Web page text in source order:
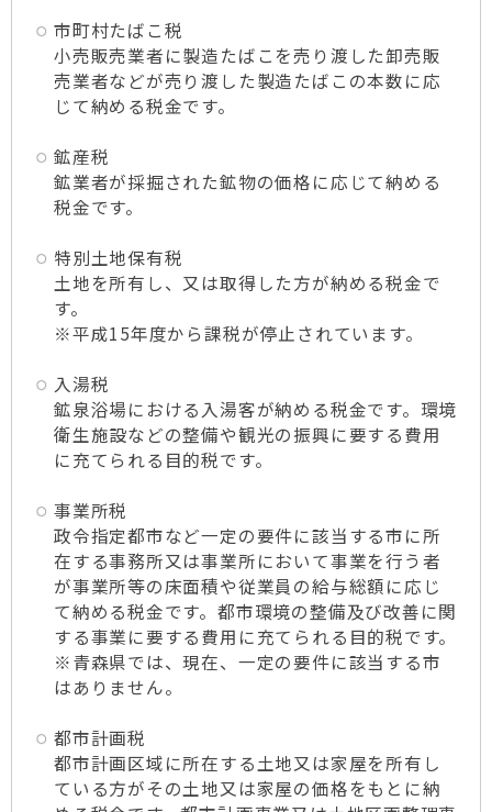
市町村たばこ税
小売販売業者に製造たばこを売り渡した卸売販
売業者などが売り渡した製造たばこの本数に応
じて納める税金です。
鉱産税
鉱業者が採掘された鉱物の価格に応じて納める
税金です。
特別土地保有税
土地を所有し、又は取得した方が納める税金で
す。
※平成15年度から課税が停止されています。
入湯税
鉱泉浴場における入湯客が納める税金です。環境
衛生施設などの整備や観光の振興に要する費用
に充てられる目的税です。
事業所税
政令指定都市など一定の要件に該当する市に所
在する事務所又は事業所において事業を行う者
が事業所等の床面積や従業員の給与総額に応じ
て納める税金です。都市環境の整備及び改善に関
する事業に要する費用に充てられる目的税です。
※青森県では、現在、一定の要件に該当する市
はありません。
都市計画税
都市計画区域に所在する土地又は家屋を所有し
ている方がその土地又は家屋の価格をもとに納